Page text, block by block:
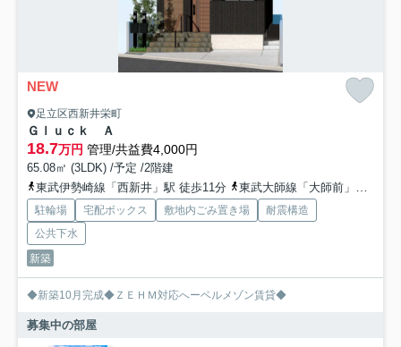
NEW
足立区西新井栄町
Ｇｌｕｃｋ Ａ
18.7万円 管理/共益費4,000円
65.08㎡ (3LDK) /予定 /2階建
東武伊勢崎線「西新井」駅 徒歩11分
東武大師線「大師前」駅 徒歩7分
駐輪場 宅配ボックス 敷地内ごみ置き場
耐震構造
公共下水
新築
◆新築10月完成◆ＺＥＨＭ対応へーベルメゾン賃貸◆
募集中の部屋